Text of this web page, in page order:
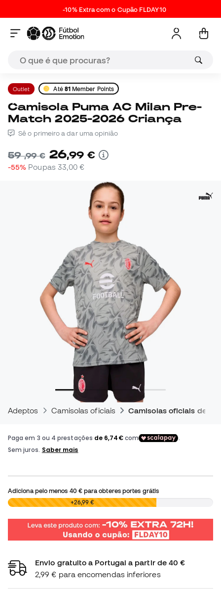
-10% Extra com o Cupão FLDAY10
Outlet Até 81Member Points
Camisola Puma AC Milan Pre-
Match 2025-2026 Criança
Sê o primeiro a dar uma opinião
59,99 € 26,99 €
-55% Poupas 33,00 €
Adeptos Camisolas oficiais Camisolas oficiais de
Adiciona pelo menos 40 €para obteres portes grátis
0,00 € +26,99 €
Envio gratuito a Portugal a partir de 40 €
2,99 € para encomendas inferiores